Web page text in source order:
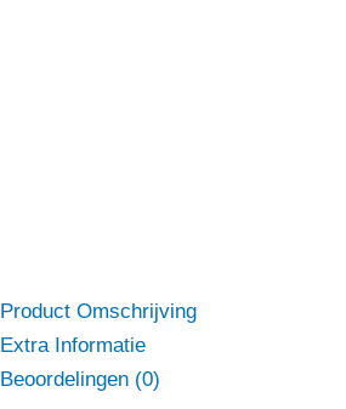
Product Omschrijving
Extra Informatie
Beoordelingen (0)